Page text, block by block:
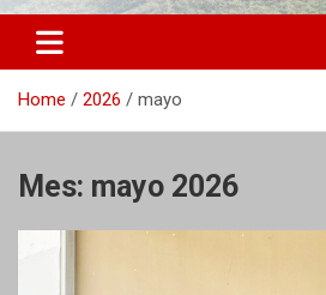
Home 2026 mayo
Mes: mayo 2026